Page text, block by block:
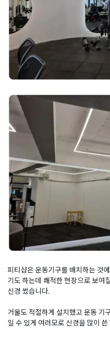
피티샵은 운동기구를 배치하는 것
기도 하는데 쾌적한 현장으로 보여
신경 썼습니다.
거울도 적절하게 설치했고 운동 기
일 수 있게 여러모로 신경을 많이